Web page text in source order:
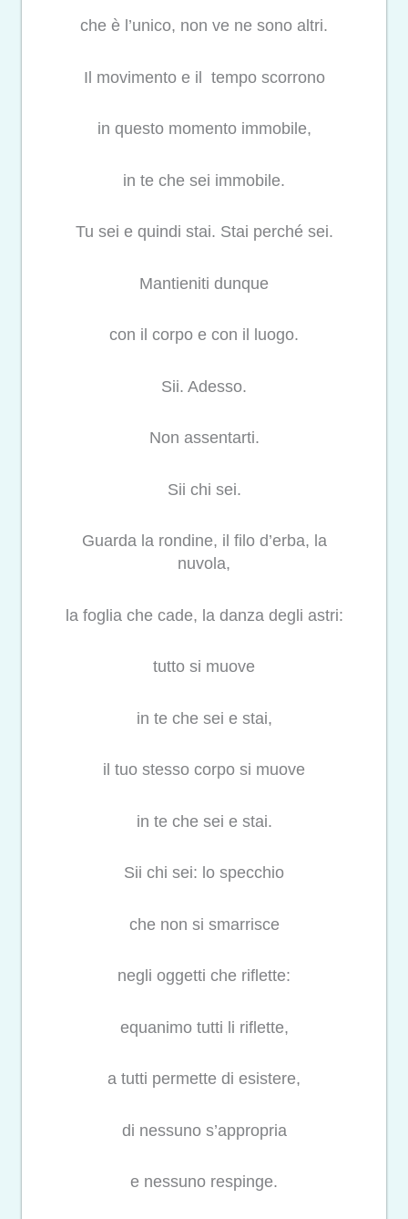
che è l’unico, non ve ne sono altri.
Il movimento e il tempo scorrono
in questo momento immobile,
in te che sei immobile.
Tu sei e quindi stai. Stai perché sei.
Mantieniti dunque
con il corpo e con il luogo.
Sii. Adesso.
Non assentarti.
Sii chi sei.
Guarda la rondine, il filo d’erba, la
nuvola,
la foglia che cade, la danza degli astri:
tutto si muove
in te che sei e stai,
il tuo stesso corpo si muove
in te che sei e stai.
Sii chi sei: lo specchio
che non si smarrisce
negli oggetti che riflette:
equanimo tutti li riflette,
a tutti permette di esistere,
di nessuno s’appropria
e nessuno respinge.